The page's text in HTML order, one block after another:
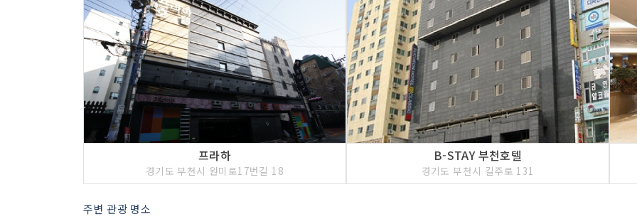
프라하
경기도 부천시 원미로17번길 18
B-STAY 부천호텔
경기도 부천시 길주로 131
주변 관광 명소